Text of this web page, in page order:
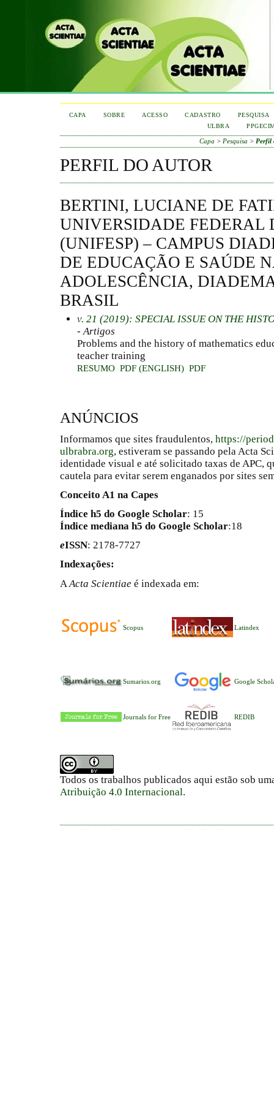
CAPA SOBRE ACESSO CADASTRO
PESQUISA
ULBRA
Capa > Pesquisa > Perfil
PERFIL DO AUTOR
BERTINI, LUCIANE DE
UNIVERSIDADE FEDERAL
(UNIFESP) – CAMPUS
DE EDUCAÇÃO E SAÚDE
ADOLESCÊNCIA,
BRASIL
v. 21 (2019): SPECIAL ISSUE ON THE
- Artigos
Problems and the history of mathematics
teacher training
RESUMO PDF (ENGLISH) PDF
ANÚNCIOS
Informamos que sites fraudulentos, https://
ulbrabra.org, estiveram se passando pela Acta
identidade visual e até solicitado taxas de APC,
cautela para evitar serem enganados por sites
Conceito A1 na Capes
Índice h5 do Google Scholar: 15
Índice mediana h5 do Google Scholar:18
eISSN: 2178-7727
Indexações:
A Acta Scientiae é indexada em:
Scopus Latindex
Sumarios.org Google
Journals for Free REDIB
Todos os trabalhos publicados aqui estão sob
Atribuição 4.0 Internacional.